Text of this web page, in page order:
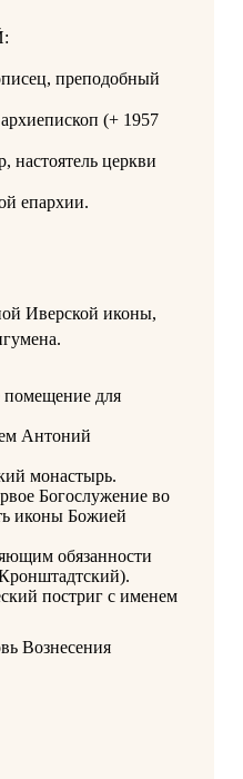
преподобный
(+ 1957
настоятель церкви
епархии.
Иверской иконы,
помещение для
Антоний
монастырь.
Богослужение во
иконы Божией
обязанности
постриг с именем
Вознесения